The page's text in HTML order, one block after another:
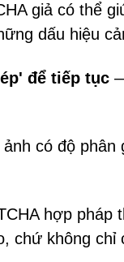
giả có thể
dấu hiệu
để tiếp tục
có độ phân
hợp pháp
chứ không